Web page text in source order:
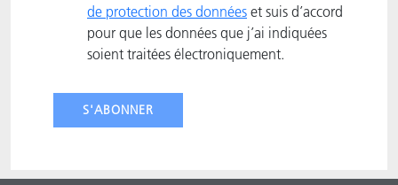
de protection des données et suis d’accord
pour que les données que j’ai indiquées
soient traitées électroniquement.
S'ABONNER